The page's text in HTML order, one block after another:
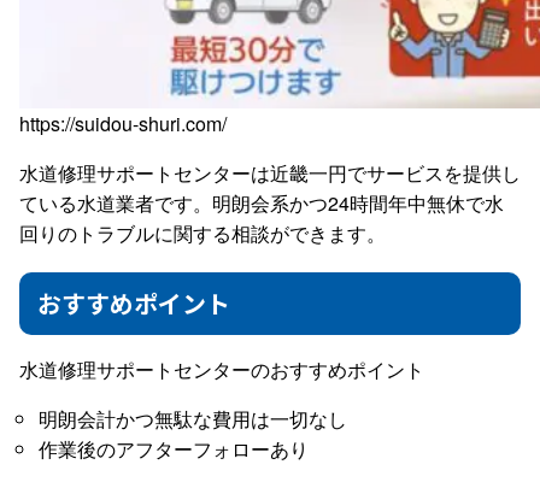
https://suidou-shuri.com/
水道修理サポートセンターは近畿一円でサービスを提供し
ている水道業者です。明朗会系かつ24時間年中無休で水
回りのトラブルに関する相談ができます。
おすすめポイント
水道修理サポートセンターのおすすめポイント
明朗会計かつ無駄な費用は一切なし
作業後のアフターフォローあり